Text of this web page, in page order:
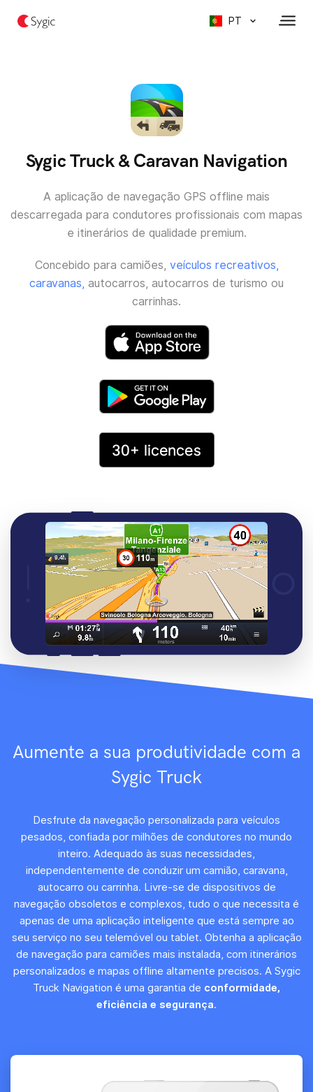
PT
Sygic Truck & Caravan Navigation
A aplicação de navegação GPS offline mais
descarregada para condutores profissionais com mapas
e itinerários de qualidade premium.
Concebido para camiões, veículos recreativos,
caravanas, autocarros, autocarros de turismo ou
carrinhas.
Aumente a sua produtividade com a
Sygic Truck
Desfrute da navegação personalizada para veículos
pesados, confiada por milhões de condutores no mundo
inteiro. Adequado às suas necessidades,
independentemente de conduzir um camião, caravana,
autocarro ou carrinha. Livre-se de dispositivos de
navegação obsoletos e complexos, tudo o que necessita é
apenas de uma aplicação inteligente que está sempre ao
seu serviço no seu telemóvel ou tablet. Obtenha a aplicação
de navegação para camiões mais instalada, com itinerários
personalizados e mapas offline altamente precisos. A Sygic
Truck Navigation é uma garantia de conformidade,
eficiência e segurança.